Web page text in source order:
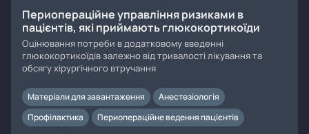
Периопераційне управління ризиками в
пацієнтів, які приймають глюкокортикоїди
Оцінювання потреби в додатковому введенні
глюкокортикоїдів залежно від тривалості лікування та
обсягу хірургічного втручання
Матеріали для завантаження
Анестезіологія
Профілактика
Периопераційне ведення пацієнтів